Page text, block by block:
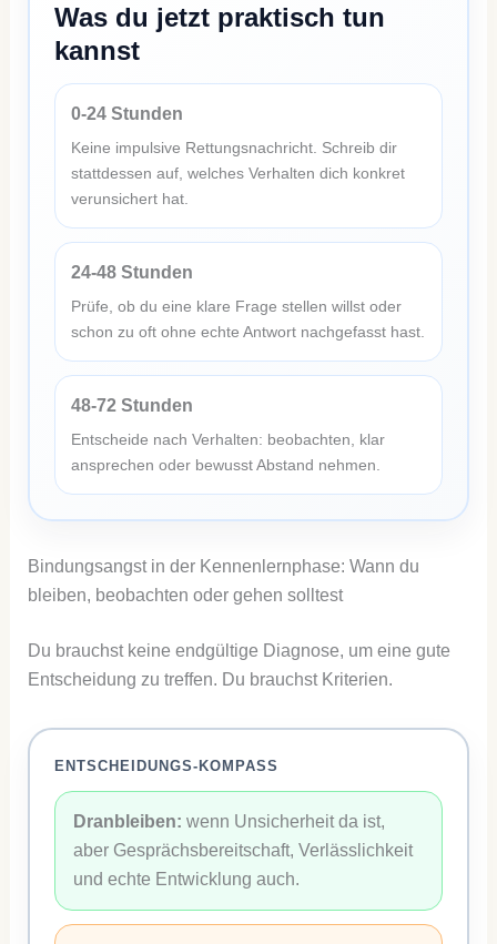
Was du jetzt praktisch tun
kannst
0-24 Stunden
Keine impulsive Rettungsnachricht. Schreib dir
stattdessen auf, welches Verhalten dich konkret
verunsichert hat.
24-48 Stunden
Prüfe, ob du eine klare Frage stellen willst oder
schon zu oft ohne echte Antwort nachgefasst hast.
48-72 Stunden
Entscheide nach Verhalten: beobachten, klar
ansprechen oder bewusst Abstand nehmen.
Bindungsangst in der Kennenlernphase: Wann du
bleiben, beobachten oder gehen solltest
Du brauchst keine endgültige Diagnose, um eine gute
Entscheidung zu treffen. Du brauchst Kriterien.
ENTSCHEIDUNGS-KOMPASS
Dranbleiben: wenn Unsicherheit da ist,
aber Gesprächsbereitschaft, Verlässlichkeit
und echte Entwicklung auch.